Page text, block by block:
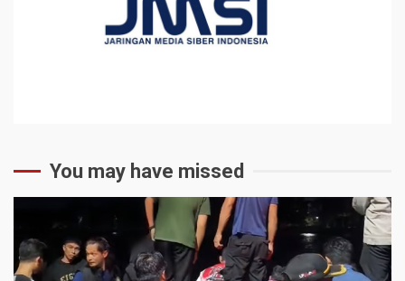
You may have missed